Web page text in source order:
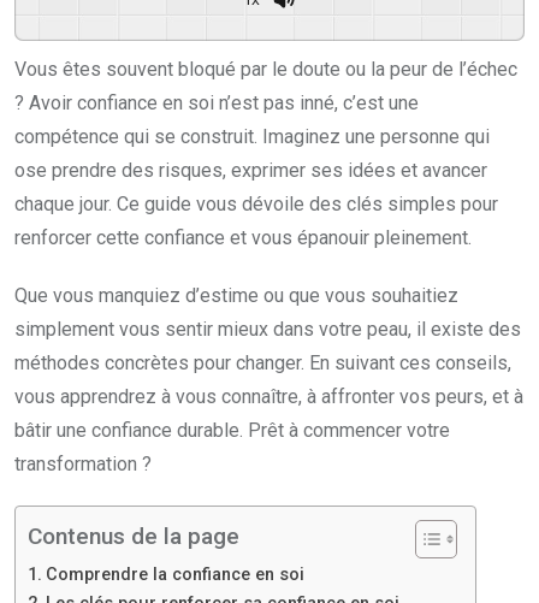
Vous êtes souvent bloqué par le doute ou la peur de l’échec
? Avoir confiance en soi n’est pas inné, c’est une
compétence qui se construit. Imaginez une personne qui
ose prendre des risques, exprimer ses idées et avancer
chaque jour. Ce guide vous dévoile des clés simples pour
renforcer cette confiance et vous épanouir pleinement.
Que vous manquiez d’estime ou que vous souhaitiez
simplement vous sentir mieux dans votre peau, il existe des
méthodes concrètes pour changer. En suivant ces conseils,
vous apprendrez à vous connaître, à affronter vos peurs, et à
bâtir une confiance durable. Prêt à commencer votre
transformation ?
Contenus de la page
Comprendre la confiance en soi